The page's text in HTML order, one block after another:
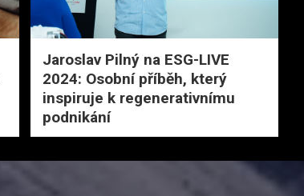
Jaroslav Pilný na ESG-LIVE
2024: Osobní příběh, který
inspiruje k regenerativnímu
podnikání